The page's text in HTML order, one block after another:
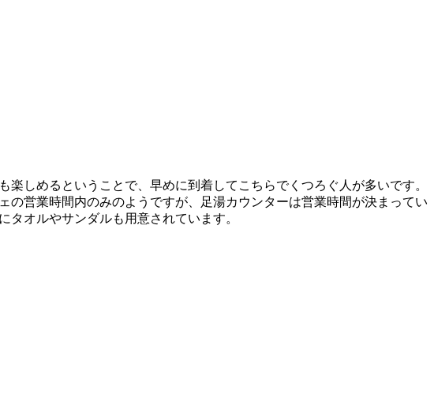
しめるということで、早めに到着してこちらでくつろぐ人が多いです。
営業時間内のみのようですが、足湯カウンターは営業時間が決まってい
オルやサンダルも用意されています。